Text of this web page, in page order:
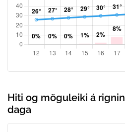
Hiti og möguleiki á
daga